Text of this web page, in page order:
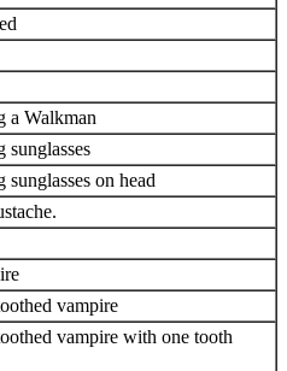
a Walkman
sunglasses
sunglasses on head
vampire
vampire with one tooth